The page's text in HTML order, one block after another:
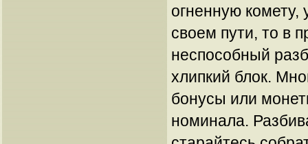
огненную
своем пути, то в
неспособный
хлипкий блок.
бонусы или
номинала.